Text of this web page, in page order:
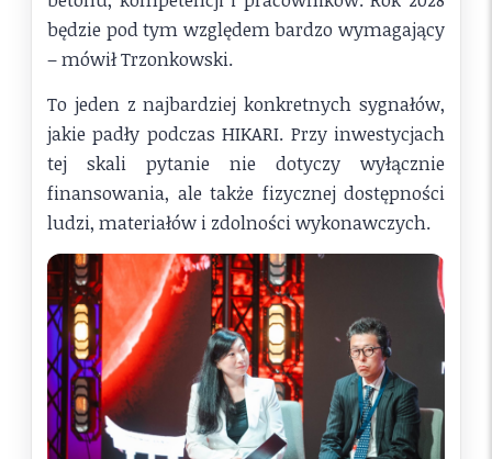
będzie pod tym względem bardzo wymagający
– mówił Trzonkowski.
To jeden z najbardziej konkretnych sygnałów,
jakie padły podczas HIKARI. Przy inwestycjach
tej skali pytanie nie dotyczy wyłącznie
finansowania, ale także fizycznej dostępności
ludzi, materiałów i zdolności wykonawczych.